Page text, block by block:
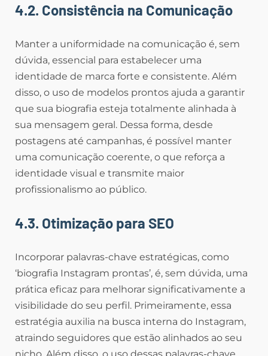
4.2. Consistência na Comunicação
Manter a uniformidade na comunicação é, sem
dúvida, essencial para estabelecer uma
identidade de marca forte e consistente. Além
disso, o uso de modelos prontos ajuda a garantir
que sua biografia esteja totalmente alinhada à
sua mensagem geral. Dessa forma, desde
postagens até campanhas, é possível manter
uma comunicação coerente, o que reforça a
identidade visual e transmite maior
profissionalismo ao público.
4.3. Otimização para SEO
Incorporar palavras-chave estratégicas, como
‘biografia Instagram prontas’, é, sem dúvida, uma
prática eficaz para melhorar significativamente a
visibilidade do seu perfil. Primeiramente, essa
estratégia auxilia na busca interna do Instagram,
atraindo seguidores que estão alinhados ao seu
nicho. Além disso, o uso dessas palavras-chave